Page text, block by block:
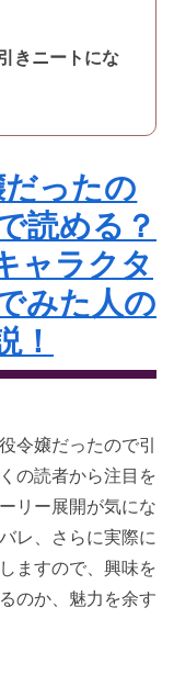
きニートにな
ったの
読める？
ャラクタ
みた人の
！
令嬢だったので引
の読者から注目を
リー展開が気にな
レ、さらに実際に
ますので、興味を
のか、魅力を余す